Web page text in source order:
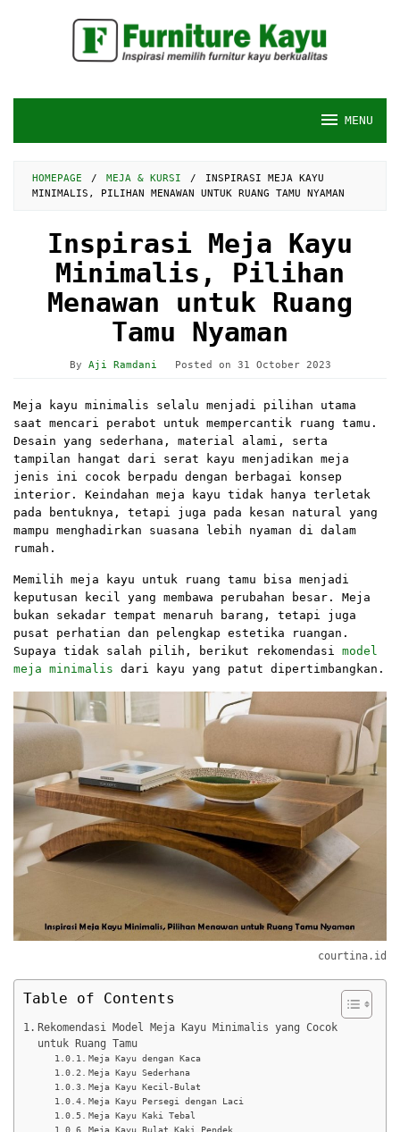
MENU
HOMEPAGE / MEJA & KURSI /
INSPIRASI MEJA KAYU
MINIMALIS, PILIHAN MENAWAN UNTUK RUANG TAMU NYAMAN
Inspirasi Meja Kayu
Minimalis, Pilihan
Menawan untuk Ruang
Tamu Nyaman
By Aji Ramdani Posted on 31 October 2023
Meja kayu minimalis selalu menjadi pilihan utama
saat mencari perabot untuk mempercantik ruang tamu.
Desain yang sederhana, material alami, serta
tampilan hangat dari serat kayu menjadikan meja
jenis ini cocok berpadu dengan berbagai konsep
interior. Keindahan meja kayu tidak hanya terletak
pada bentuknya, tetapi juga pada kesan natural yang
mampu menghadirkan suasana lebih nyaman di dalam
rumah.
Memilih meja kayu untuk ruang tamu bisa menjadi
keputusan kecil yang membawa perubahan besar. Meja
bukan sekadar tempat menaruh barang, tetapi juga
pusat perhatian dan pelengkap estetika ruangan.
Supaya tidak salah pilih, berikut rekomendasi model
meja minimalis dari kayu yang patut dipertimbangkan.
courtina.id
Table of Contents
Rekomendasi Model Meja Kayu Minimalis yang Cocok
untuk Ruang Tamu
Meja Kayu dengan Kaca
Meja Kayu Sederhana
Meja Kayu Kecil-Bulat
Meja Kayu Persegi dengan Laci
Meja Kayu Kaki Tebal